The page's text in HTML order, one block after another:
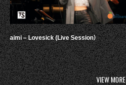
aimi – Lovesick (Live Session）
VIEW MORE